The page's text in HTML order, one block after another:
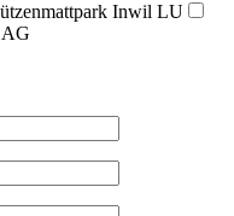
Inwil LU
AG